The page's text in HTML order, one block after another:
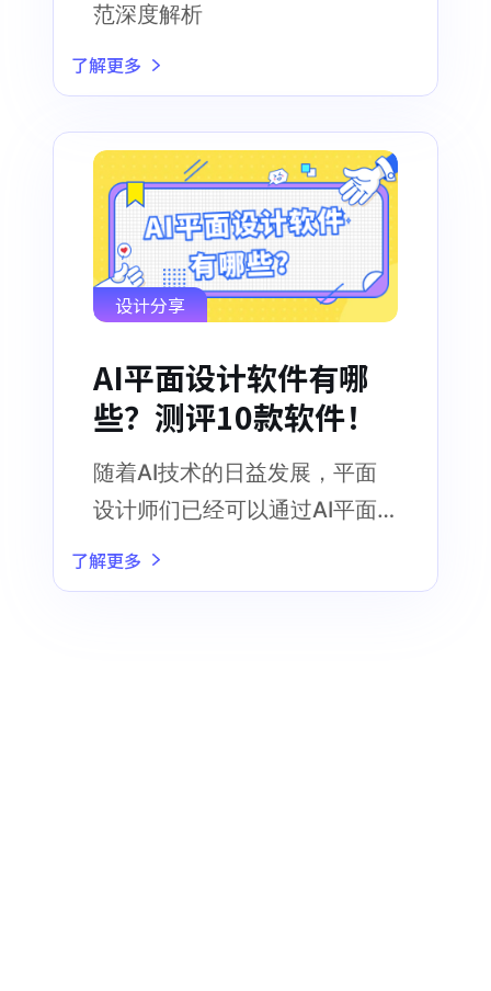
范深度解析
了解更多
设计分享
AI平面设计软件有哪
些？测评10款软件！
随着AI技术的日益发展，平面
设计师们已经可以通过AI平面
设计软件来提高他们的工作效
率和创作质量
了解更多